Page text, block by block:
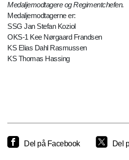
Medaljemodtagere og Regimentchefen.
Medaljemodtagerne er:
SSG Jan Stefan Koziol
OKS-1 Kee Nørgaard Frandsen
KS Elias Dahl Rasmussen
KS Thomas Hassing
Del på Facebook Del